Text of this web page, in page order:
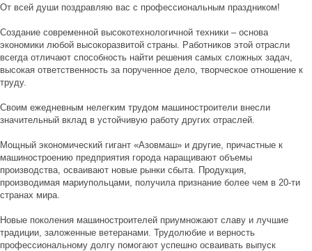
От всей души поздравляю вас с профессиональным праздником!
Создание современной высокотехнологичной техники – основа
экономики любой высокоразвитой страны. Работников этой отрасли
всегда отличают способность найти решения самых сложных задач,
высокая ответственность за порученное дело, творческое отношение к
труду.
Своим ежедневным нелегким трудом машиностроители внесли
значительный вклад в устойчивую работу других отраслей.
Мощный экономический гигант «Азовмаш» и другие, причастные к
машиностроению предприятия города наращивают объемы
производства, осваивают новые рынки сбыта. Продукция,
производимая мариупольцами, получила признание более чем в 20-ти
странах мира.
Новые поколения машиностроителей приумножают славу и лучшие
традиции, заложенные ветеранами. Трудолюбие и верность
профессиональному долгу помогают успешно осваивать выпуск